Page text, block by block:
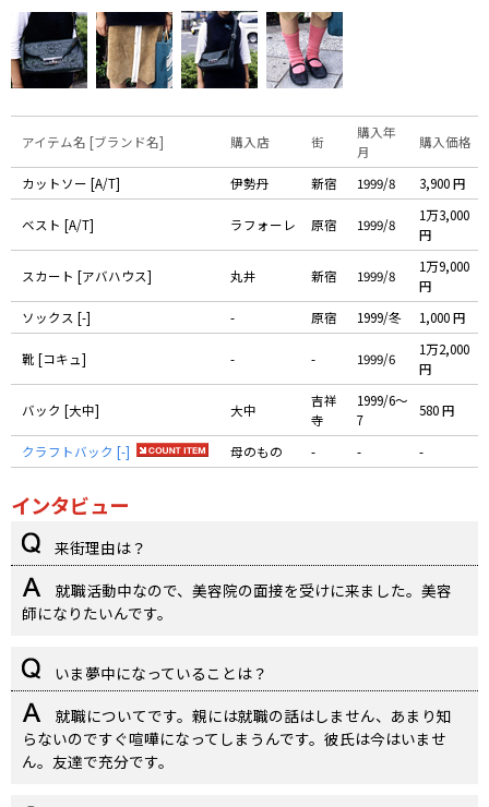
アイテム名 [ブランド名] 購入店 街
購入年
月
購入価格
カットソー [A/T] 伊勢丹 新宿 1999/8 3,900 円
ベスト [A/T] ラフォーレ 原宿 1999/8
1万3,000
円
スカート [アバハウス] 丸井 新宿 1999/8
1万9,000
円
ソックス [-]
- 原宿 1999/冬 1,000 円
靴 [コキュ] - - 1999/6
1万2,000
円
バック [大中] 大中
吉祥
寺
1999/6〜
7
580 円
クラフトバック [-] 母のもの - - -
インタビュー
来街理由は？
就職活動中なので、美容院の面接を受けに来ました。美容
師になりたいんです。
いま夢中になっていることは？
就職についてです。親には就職の話はしません、あまり知
らないのですぐ喧嘩になってしまうんです。彼氏は今はいませ
ん。友達で充分です。